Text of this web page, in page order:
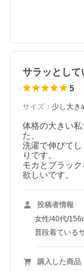
サラッとして
5
サイズ ： 少し大き
体格の大きい
た。
洗濯で伸びて
りです。
モカとブラッ
欲しいです。
投稿者情報
女性/40代/
普段着ている
購入した商品